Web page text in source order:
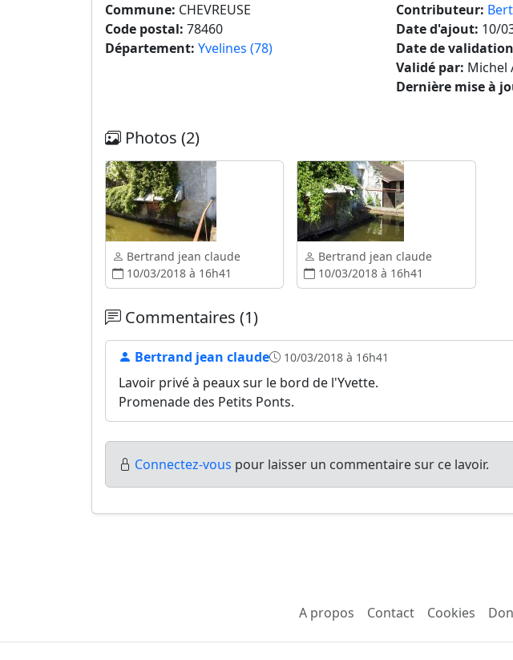
Commune: CHEVREUSE
Code postal: 78460
Département: Yvelines (78)
Contributeur:
Date d'ajout: 10/
Date de
Validé par: Michel
Dernière mise à
Photos (2)
Bertrand jean claude
10/03/2018 à 16h41
Bertrand jean claude
10/03/2018 à 16h41
Commentaires (1)
Bertrand jean claude 10/03/2018 à 16h41
Lavoir privé à peaux sur le bord de l'Yvette.
Promenade des Petits Ponts.
Connectez-vous pour laisser un commentaire sur ce lavoir.
A propos Contact Cookies